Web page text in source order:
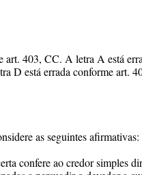
art. 403, CC. A letra A está
D está errada conforme art.
as seguintes afirmativas:
confere ao credor simples